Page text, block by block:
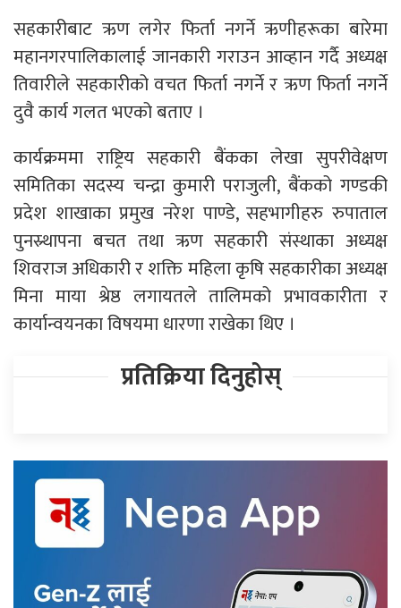
सहकारीबाट ऋण लगेर फिर्ता नगर्ने ऋणीहरूका बारेमा
महानगरपालिकालाई जानकारी गराउन आव्हान गर्दै अध्यक्ष
तिवारीले सहकारीको वचत फिर्ता नगर्ने र ऋण फिर्ता नगर्ने
दुवै कार्य गलत भएको बताए ।
कार्यक्रममा राष्ट्रिय सहकारी बैंकका लेखा सुपरीवेक्षण
समितिका सदस्य चन्द्रा कुमारी पराजुली, बैंकको गण्डकी
प्रदेश शाखाका प्रमुख नरेश पाण्डे, सहभागीहरु रुपाताल
पुनस्र्थापना बचत तथा ऋण सहकारी संस्थाका अध्यक्ष
शिवराज अधिकारी र शक्ति महिला कृषि सहकारीका अध्यक्ष
मिना माया श्रेष्ठ लगायतले तालिमको प्रभावकारीता र
कार्यान्वयनका विषयमा धारणा राखेका थिए ।
प्रतिक्रिया दिनुहोस्